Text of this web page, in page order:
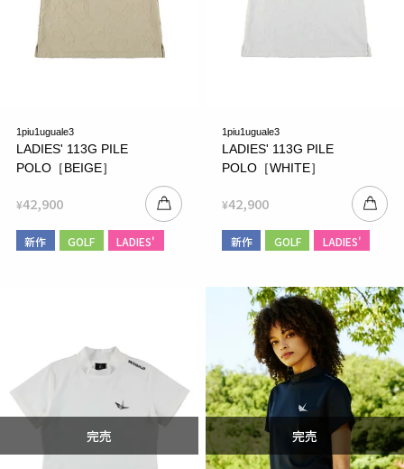
1piu1uguale3
LADIES' 113G PILE
POLO［BEIGE］
¥42,900
新作 GOLF LADIES'
1piu1uguale3
LADIES' 113G PILE
POLO［WHITE］
¥42,900
新作 GOLF LADIES'